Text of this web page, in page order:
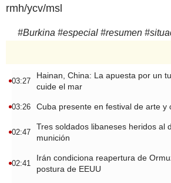
rmh/ycv/msl
#Burkina #especial #resumen #
03:27
Hainan, China: La apuesta por un
cuide el mar
03:26 Cuba presente en festival de arte y
02:47
Tres soldados libaneses heridos al
munición
02:41
Irán condiciona reapertura de
postura de EEUU